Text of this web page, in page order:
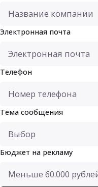
Электронная почта
Телефон
Тема сообщения
Бюджет на рекламу